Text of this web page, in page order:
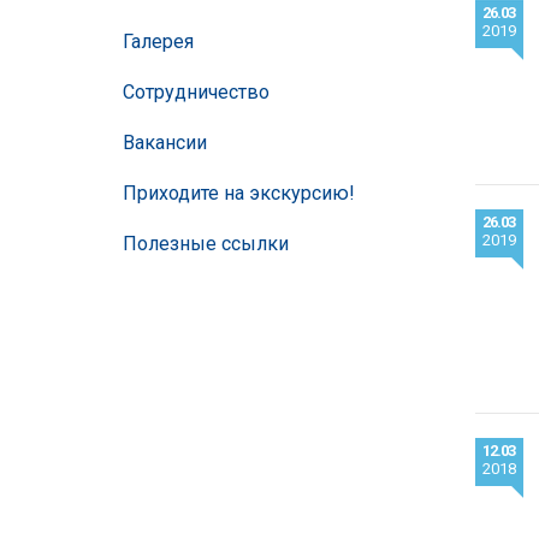
Галерея
Сотрудничество
Вакансии
Приходите на экскурсию!
Полезные ссылки
26.03
2019
26.03
2019
12.03
2018